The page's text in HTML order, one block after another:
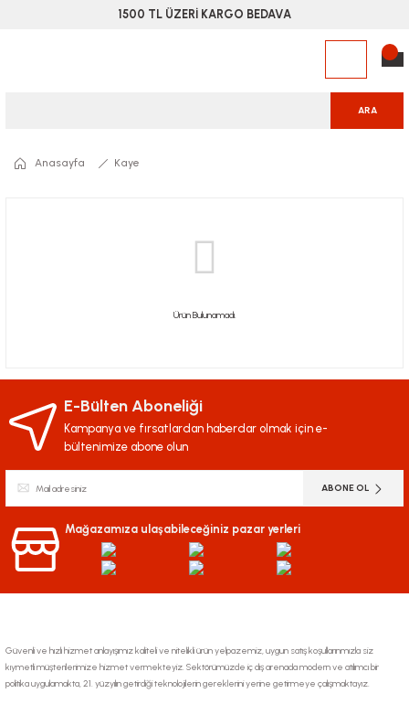
1500 TL ÜZERİ KARGO BEDAVA
ARA
Anasayfa Kaye
Ürün Bulunamadı.
E-Bülten Aboneliği
Kampanya ve fırsatlardan haberdar olmak için e-
bültenimize abone olun
ABONE OL
Mağazamıza ulaşabileceğiniz pazar yerleri
Güvenli ve hızlı hizmet anlayışımız kaliteli ve nitelikli ürün yelpazemiz, uygun satış koşullarınmızla siz
kıymetli müşterilerimize hizmet vermekteyiz. Sektörümüzde iç dış arenada modern ve atılımcı bir
politika uygulamakta, 21. yüzyılın getirdiği teknolojilerin gereklerini yerine getirmeye çalışmaktayız.